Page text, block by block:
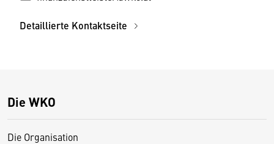
Detaillierte Kontaktseite
Die WKO
Die Organisation